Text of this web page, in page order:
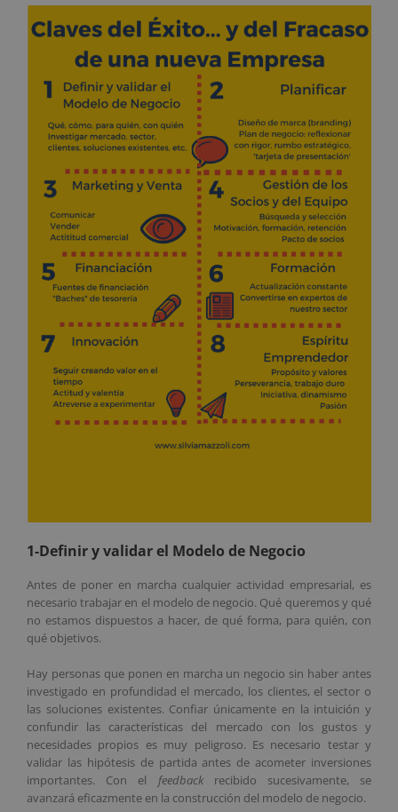
1-Definir y validar el Modelo de Negocio
Antes de poner en marcha cualquier actividad empresarial, es
necesario trabajar en el modelo de negocio. Qué queremos y qué
no estamos dispuestos a hacer, de qué forma, para quién, con
qué objetivos.
Hay personas que ponen en marcha un negocio sin haber antes
investigado en profundidad el mercado, los clientes, el sector o
las soluciones existentes. Confiar únicamente en la intuición y
confundir las características del mercado con los gustos y
necesidades propios es muy peligroso. Es necesario testar y
validar las hipótesis de partida antes de acometer inversiones
importantes. Con el feedback recibido sucesivamente, se
avanzará eficazmente en la construcción del modelo de negocio.